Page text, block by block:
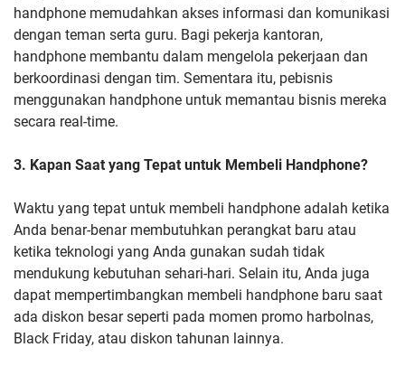
handphone memudahkan akses informasi dan komunikasi
dengan teman serta guru. Bagi pekerja kantoran,
handphone membantu dalam mengelola pekerjaan dan
berkoordinasi dengan tim. Sementara itu, pebisnis
menggunakan handphone untuk memantau bisnis mereka
secara real-time.
3. Kapan Saat yang Tepat untuk Membeli Handphone?
Waktu yang tepat untuk membeli handphone adalah ketika
Anda benar-benar membutuhkan perangkat baru atau
ketika teknologi yang Anda gunakan sudah tidak
mendukung kebutuhan sehari-hari. Selain itu, Anda juga
dapat mempertimbangkan membeli handphone baru saat
ada diskon besar seperti pada momen promo harbolnas,
Black Friday, atau diskon tahunan lainnya.